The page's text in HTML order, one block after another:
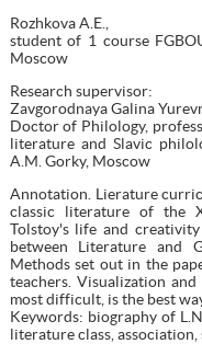
Rozhkova A.E.,
student of 1 course
Moscow
Research supervisor:
Zavgorodnaya Galina
Doctor of Philology,
literature and Slavic
A.M. Gorky, Moscow
Annotation. Lierature
classic literature of the
Tolstoy's life and
between Literature and
Methods set out in the
teachers. Visualization
most difficult, is the best
Keywords: biography of
literature class,